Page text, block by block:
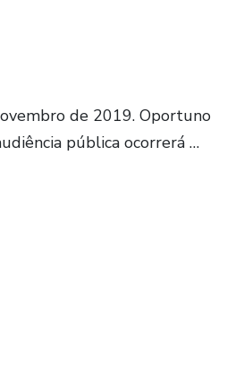
de 2019. Oportuno
pública ocorrerá …